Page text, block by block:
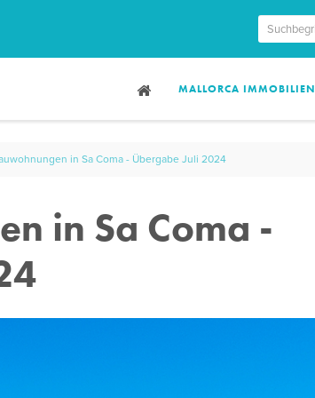
MALLORCA IMMOBILIEN
in Sa Coma - Übergabe Juli 2024
in Sa Coma -